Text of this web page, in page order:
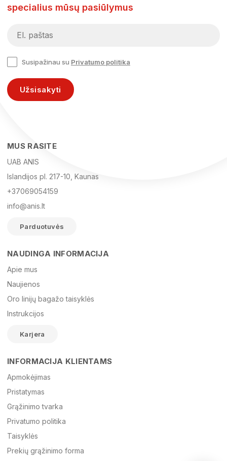
El. paštas
Žinutė
specialius mūsų pasiūlymus
Susipažinau su Privatumo politika
Užsisakyti
MUS RASITE
UAB ANIS
Islandijos pl. 217-10, Kaunas
+37069054159
info@anis.lt
Parduotuvės
NAUDINGA INFORMACIJA
Apie mus
Naujienos
Oro linijų bagažo taisyklės
Instrukcijos
Karjera
INFORMACIJA KLIENTAMS
Apmokėjimas
Pristatymas
Grąžinimo tvarka
Privatumo politika
Taisyklės
Prekių grąžinimo forma